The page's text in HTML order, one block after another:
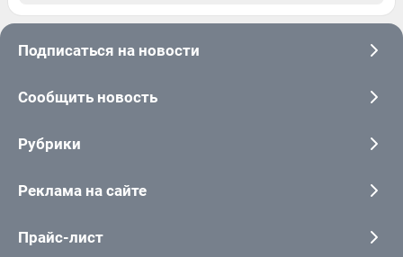
Подписаться на новости
Сообщить новость
Рубрики
Реклама на сайте
Прайс-лист